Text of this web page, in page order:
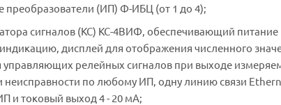
преобразователи (ИП) Ф-ИБЦ (от 1 до 4);
сигналов (КС) КС-4ВИФ, обеспечивающий
дисплей для отображения численного
релейных сигналов при выходе
неисправности по любому ИП, одну линию связи
и токовый выход 4 - 20 мА;